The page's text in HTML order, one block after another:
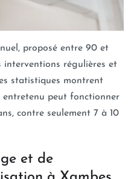
proposé entre 90 et
régulières et
statistiques montrent
entretenu peut fonctionner
contre seulement 7 à 10
et de